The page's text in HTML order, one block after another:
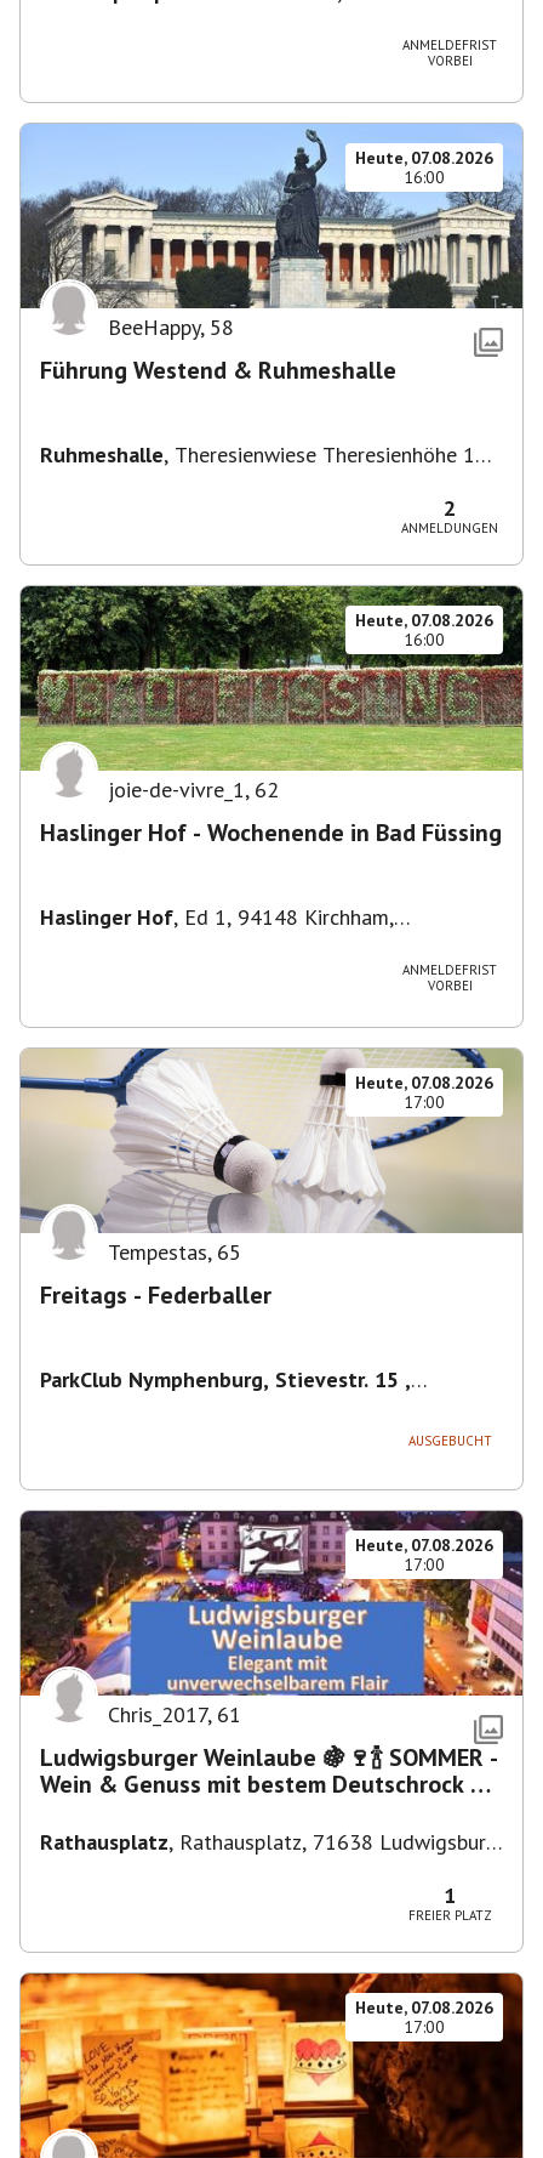
ANMELDEFRIST
VORBEI
Heute, 07.08.2026
16:00
BeeHappy, 58
Führung Westend & Ruhmeshalle
Ruhmeshalle, Theresienwiese Theresienhöhe 16,
2
ANMELDUNGEN
Heute, 07.08.2026
16:00
joie-de-vivre_1, 62
Haslinger Hof - Wochenende in Bad Füssing
Haslinger Hof, Ed 1, 94148 Kirchham,
ANMELDEFRIST
VORBEI
Heute, 07.08.2026
17:00
Tempestas, 65
Freitags - Federballer
ParkClub Nymphenburg, Stievestr. 15 ,
AUSGEBUCHT
Heute, 07.08.2026
17:00
Chris_2017, 61
Ludwigsburger Weinlaube 🍇🍷🍾 SOMMER -
Wein & Genuss mit bestem Deutschrock 🎼
Rathausplatz, Rathausplatz, 71638 Ludwigsburg,
1
FREIER PLATZ
Heute, 07.08.2026
17:00